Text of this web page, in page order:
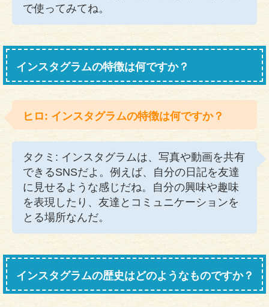
で使ってみてね。
インスタグラムの特徴は何ですか？
ヒロ: インスタグラムの特徴は何ですか？
タクミ: インスタグラムは、写真や動画を共有
できるSNSだよ。例えば、自分の日記を友達
に見せるような感じだね。自分の興味や趣味
を表現したり、友達とコミュニケーションを
とる場所なんだ。
インスタグラムの歴史はどのようなものですか？